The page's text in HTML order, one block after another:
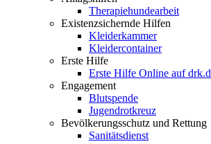
Therapiehundearbeit
Existenzsichernde Hilfen
Kleiderkammer
Kleidercontainer
Erste Hilfe
Erste Hilfe Online auf
Engagement
Blutspende
Jugendrotkreuz
Bevölkerungsschutz und Rettung
Sanitätsdienst